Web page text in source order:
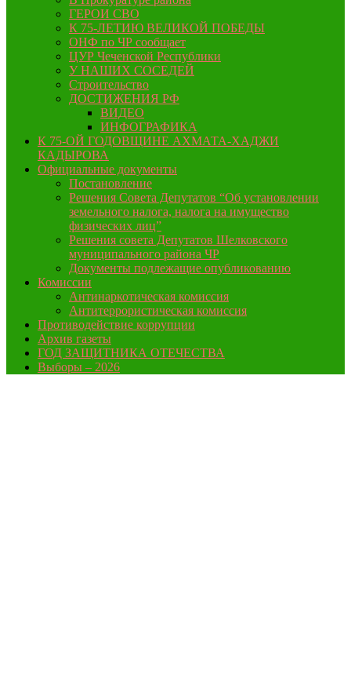
ГЕРОИ СВО
К 75-ЛЕТИЮ ВЕЛИКОЙ ПОБЕДЫ
ОНФ по ЧР сообщает
ЦУР Чеченской Республики
У НАШИХ СОСЕДЕЙ
Строительство
ДОСТИЖЕНИЯ РФ
ВИДЕО
ИНФОГРАФИКА
К 75-ОЙ ГОДОВЩИНЕ АХМАТА-ХАДЖИ
КАДЫРОВА
Официальные документы
Постановление
Решения Совета Депутатов “Об установлении
земельного налога, налога на имущество
физических лиц”
Решения совета Депутатов Шелковского
муниципального района ЧР
Документы подлежащие опубликованию
Комиссии
Антинаркотическая комиссия
Антитеррористическая комиссия
Противодействие коррупции
Архив газеты
ГОД ЗАЩИТНИКА ОТЕЧЕСТВА
Выборы – 2026